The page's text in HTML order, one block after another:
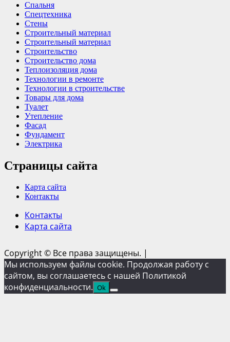
Спальня
Спецтехника
Стены
Строительный материал
Строительный материал
Строительство
Строительство дома
Теплоизоляция дома
Технологии в ремонте
Технологии в строительстве
Товары для дома
Туалет
Утепление
Фасад
Фундамент
Электрика
Страницы сайта
Карта сайта
Контакты
Контакты
Карта сайта
Copyright © Все права защищены. |
Мы используем файлы cookie. Продолжая работу с
сайтом, вы соглашаетесь с нашей Политикой
конфиденциальности. Ok